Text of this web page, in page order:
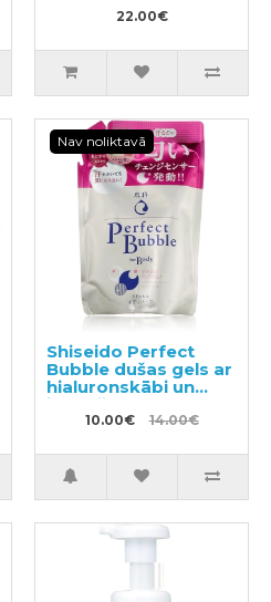
smaržas 40ml
22.00€
Nav noliktavā
Shiseido Perfect
Bubble dušas gels ar
hialuronskābi un
ilgstošu
dezodorējošu
350ml
10.00€ 14.00€